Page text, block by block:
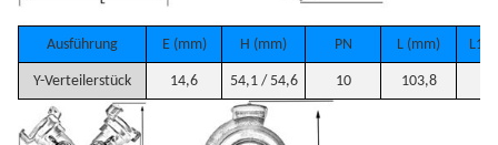
Ausführung E (mm) H (mm) PN L (mm) L1
Y-Verteilerstück 14,6 54,1 / 54,6 10 103,8